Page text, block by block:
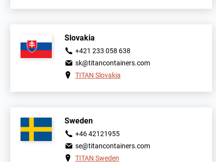
Slovakia
+421 233 058 638
sk@titancontainers.com
TITAN Slovakia
Sweden
+46 42121955
se@titancontainers.com
TITAN Sweden